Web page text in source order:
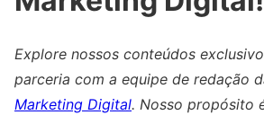
Explore nossos conteúdos
parceria com a equipe de redação
Marketing Digital. Nosso propósito